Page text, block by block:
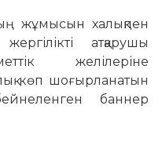
жұмысын халықпен
атқарушы
желілеріне
көп шоғырланатын
баннер